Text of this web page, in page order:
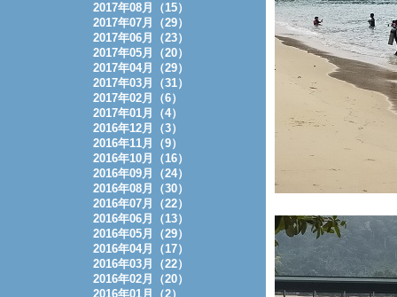
2017年08月（15）
2017年07月（29）
2017年06月（23）
2017年05月（20）
2017年04月（29）
2017年03月（31）
2017年02月（6）
2017年01月（4）
2016年12月（3）
2016年11月（9）
2016年10月（16）
2016年09月（24）
2016年08月（30）
2016年07月（22）
2016年06月（13）
2016年05月（29）
2016年04月（17）
2016年03月（22）
2016年02月（20）
2016年01月（2）